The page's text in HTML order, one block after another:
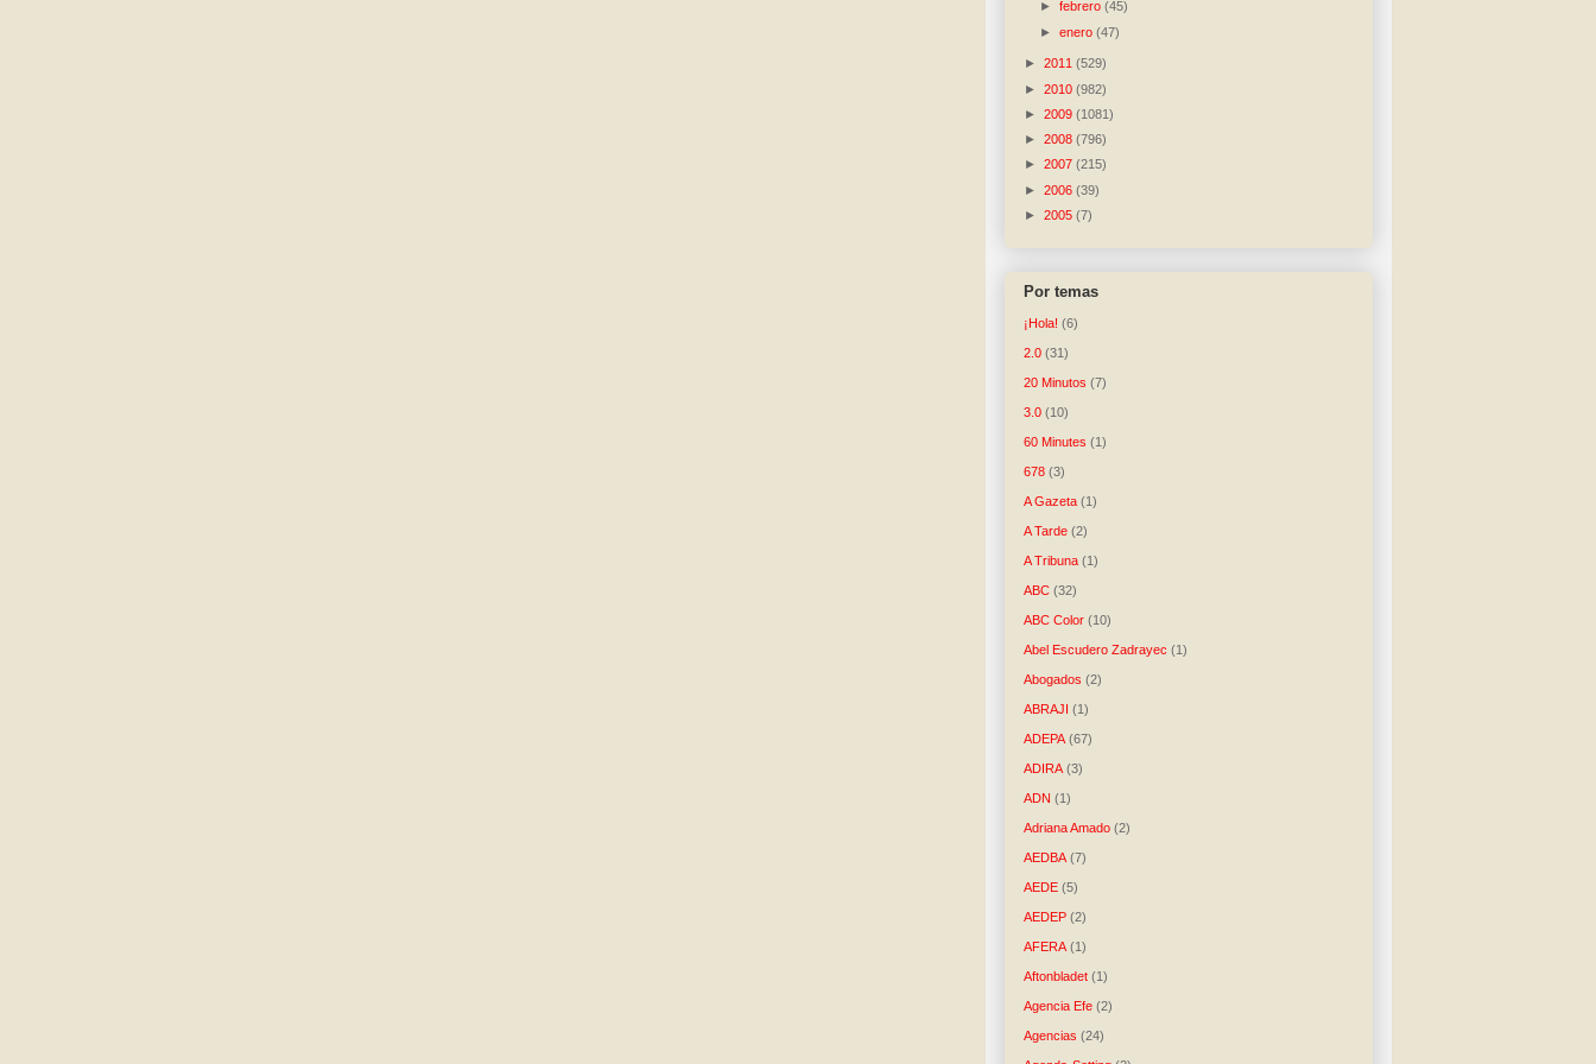
►febrero(45)
►enero(47)
► 2011 (529)
► 2010 (982)
► 2009 (1081)
► 2008 (796)
► 2007 (215)
► 2006 (39)
► 2005 (7)
Por temas
¡Hola! (6)
2.0 (31)
20 Minutos (7)
3.0 (10)
60 Minutes (1)
678 (3)
A Gazeta (1)
A Tarde (2)
A Tribuna (1)
ABC (32)
ABC Color (10)
Abel Escudero Zadrayec (1)
Abogados (2)
ABRAJI (1)
ADEPA (67)
ADIRA (3)
ADN (1)
Adriana Amado (2)
AEDBA (7)
AEDE (5)
AEDEP (2)
AFERA (1)
Aftonbladet (1)
Agencia Efe (2)
Agencias (24)